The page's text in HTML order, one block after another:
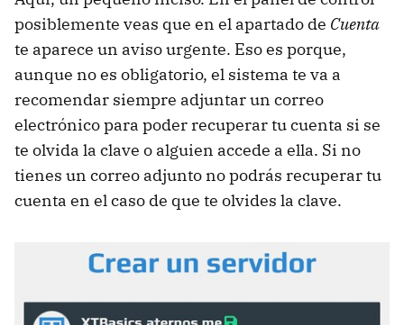
posiblemente veas que en el apartado de Cuenta
te aparece un aviso urgente. Eso es porque,
aunque no es obligatorio, el sistema te va a
recomendar siempre adjuntar un correo
electrónico para poder recuperar tu cuenta si se
te olvida la clave o alguien accede a ella. Si no
tienes un correo adjunto no podrás recuperar tu
cuenta en el caso de que te olvides la clave.